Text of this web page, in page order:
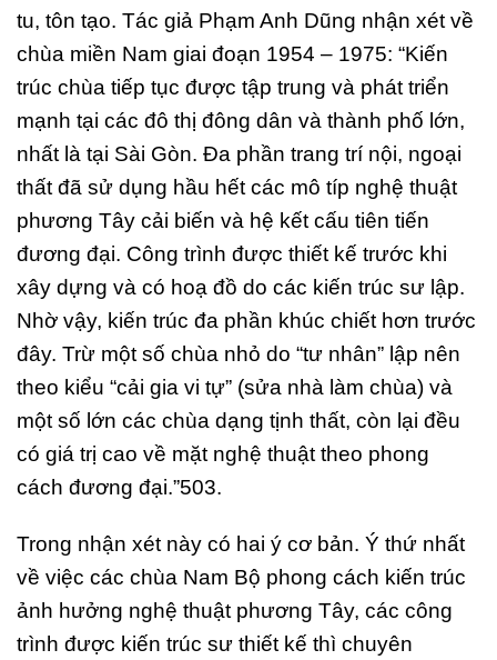
tu, tôn tạo. Tác giả Phạm Anh Dũng nhận xét về
chùa miền Nam giai đoạn 1954 – 1975: “Kiến
trúc chùa tiếp tục được tập trung và phát triển
mạnh tại các đô thị đông dân và thành phố lớn,
nhất là tại Sài Gòn. Đa phần trang trí nội, ngoại
thất đã sử dụng hầu hết các mô típ nghệ thuật
phương Tây cải biến và hệ kết cấu tiên tiến
đương đại. Công trình được thiết kế trước khi
xây dựng và có hoạ đồ do các kiến trúc sư lập.
Nhờ vậy, kiến trúc đa phần khúc chiết hơn trước
đây. Trừ một số chùa nhỏ do “tư nhân” lập nên
theo kiểu “cải gia vi tự” (sửa nhà làm chùa) và
một số lớn các chùa dạng tịnh thất, còn lại đều
có giá trị cao về mặt nghệ thuật theo phong
cách đương đại.”503.
Trong nhận xét này có hai ý cơ bản. Ý thứ nhất
về việc các chùa Nam Bộ phong cách kiến trúc
ảnh hưởng nghệ thuật phương Tây, các công
trình được kiến trúc sư thiết kế thì chuyên